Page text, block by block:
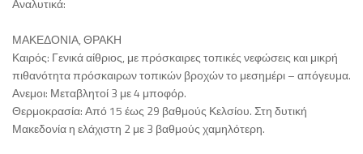
ΜΑΚΕΔΟΝΙΑ, ΘΡΑΚΗ
Καιρός: Γενικά αίθριος, με πρόσκαιρες τοπικές νεφώσεις και μικρή
πιθανότητα πρόσκαιρων τοπικών βροχών το μεσημέρι – απόγευμα.
Ανεμοι: Μεταβλητοί 3 με 4 μποφόρ.
Θερμοκρασία: Από 15 έως 29 βαθμούς Κελσίου. Στη δυτική
Μακεδονία η ελάχιστη 2 με 3 βαθμούς χαμηλότερη.